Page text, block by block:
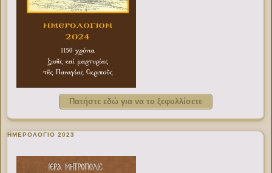
Πατήστε εδώ για να το ξεφυλλίσετε
ΗΜΕΡΟΛΟΓΙΟ 2023